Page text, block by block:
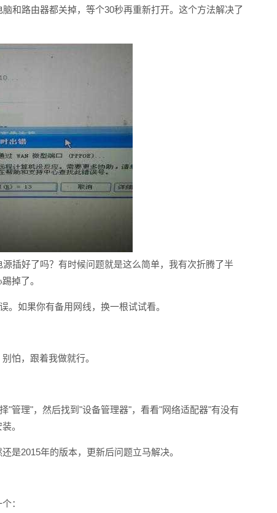
和路由器都关掉，等个30秒再重新打开。这个方法解决了
插好了吗？有时候问题就是这么简单，我有次折腾了半
掉了。
。如果你有备用网线，换一根试试看。
怕，跟着我做就行。
"管理"，然后找到"设备管理器"，看看"网络适配器"有没有
。
是2015年的版本，更新后问题立马解决。
：